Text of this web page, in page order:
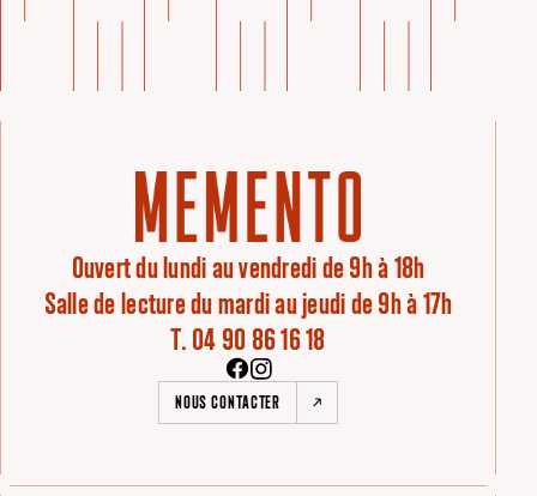
Ouvert du lundi au vendredi de 9h à 18h
Salle de lecture du mardi au jeudi de 9h à 17h
T. 04 90 86 16 18
NOUS CONTACTER